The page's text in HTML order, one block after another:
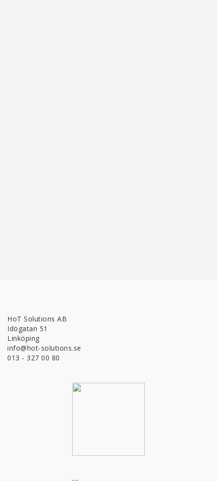
HoT Solutions AB
Idögatan 51
Linköping
info@hot-solutions.se
013 - 327 00 80